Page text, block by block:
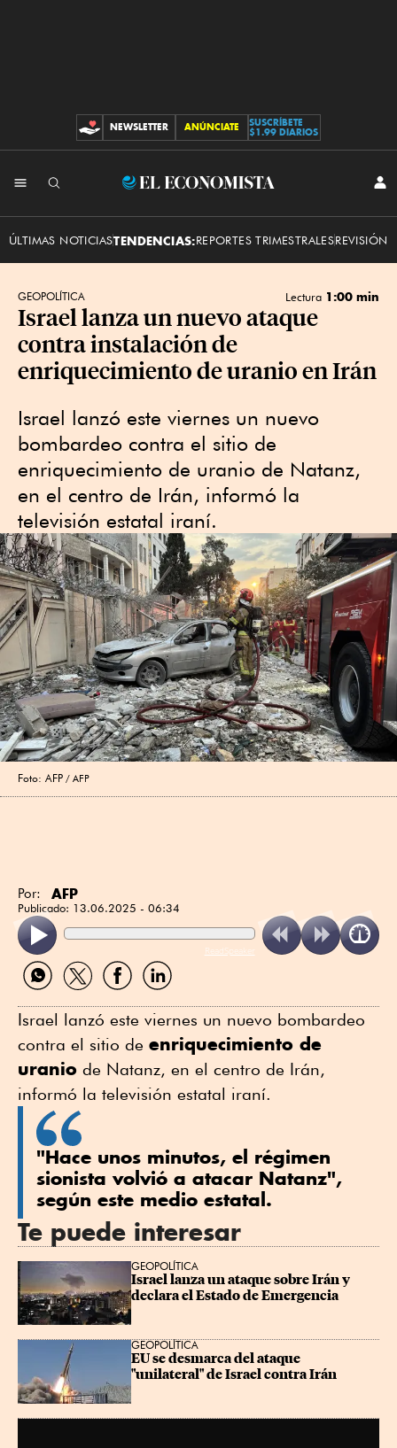
CONTRIBUCIONES
NEWSLETTER ANÚNCIATE
SUSCRÍBETE
$1.99 DIARIOS
El
ÚLTIMAS NOTICIASTENDENCIAS:REPORTES TRIMESTRALESREVISIÓN
GEOPOLÍTICA Lectura 1:00 min
Israel lanza un nuevo ataque
contra instalación de
enriquecimiento de uranio en Irán
Israel lanzó este viernes un nuevo
bombardeo contra el sitio de
enriquecimiento de uranio de Natanz,
en el centro de Irán, informó la
televisión estatal iraní.
Foto: AFP AFP
Por: AFP
Publicado: 13.06.2025 - 06:34
ReadSpeaker
Compartir
por
Compartir
por
Compartir
por
Compartir
por
Israel lanzó este viernes un nuevo bombardeo
contra el sitio de enriquecimiento de
uranio de Natanz, en el centro de Irán,
informó la televisión estatal iraní.
"Hace unos minutos, el régimen
sionista volvió a atacar Natanz",
según este medio estatal.
Te puede interesar
GEOPOLÍTICA
Israel lanza un ataque sobre Irán y
declara el Estado de Emergencia
GEOPOLÍTICA
EU se desmarca del ataque
"unilateral" de Israel contra Irán